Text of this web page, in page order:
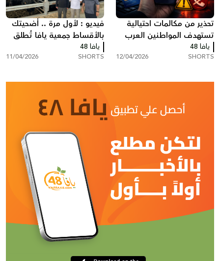
تحذير من مكالمات احتيالية
تستهدف المواطنين العرب
عبر انتحال صفة شركات جباية
يافا 48
SHORTS
12/04/2026
فيديو : لأول مرة .. أضحيتك
بالأقساط جمعية يافا تُطلق
مشروع الأضاحي لعام 2026
يافا 48
SHORTS
11/04/2026